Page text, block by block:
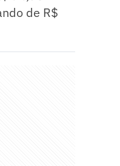
de R$